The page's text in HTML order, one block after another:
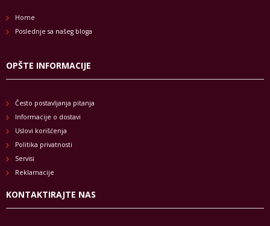
Home
Poslednje sa našeg bloga
OPŠTE INFORMACIJE
Često postavljanja pitanja
Informacije o dostavi
Uslovi korišćenja
Politika privatnosti
Servisi
Reklamacije
KONTAKTIRAJTE NAS